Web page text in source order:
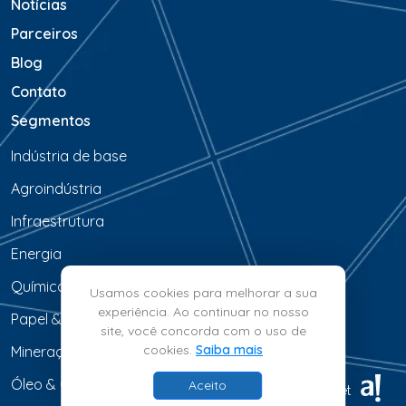
Notícias
Parceiros
Blog
Contato
Segmentos
Indústria de base
Agroindústria
Infraestrutura
Energia
Química & Petroquímica
Papel & Celulose
Mineração & Siderurgia
Óleo & Gás
© 2026 - BrainMarket
Usamos cookies para melhorar a sua
experiência. Ao continuar no nosso
site, você concorda com o uso de
cookies. Saiba mais
Aceito